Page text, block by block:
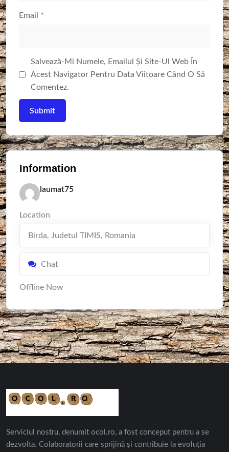
Email *
Salvează-Mi Numele, Emailul Și Site-Ul Web În
Acest Navigator Pentru Data Viitoare Când O Să
Comentez.
Information
laumat75
Location
Birda, Judetul TIMIS, Romania
Chat
Offline Now
Serviciul nostru, denumit ocol.ro, a fost conceput pentru a se
dezvolta. Colaboratorii care sprijină și contribuie la evoluția